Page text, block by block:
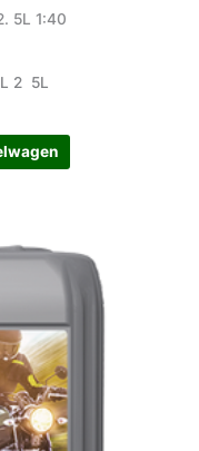
5L 1:40
2 5L